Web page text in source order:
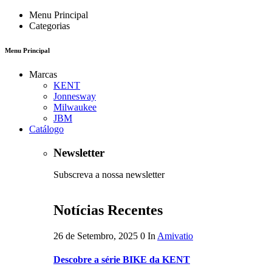
Menu Principal
Categorias
Menu Principal
Marcas
KENT
Jonnesway
Milwaukee
JBM
Catálogo
Newsletter
Subscreva a nossa newsletter
Notícias Recentes
26 de Setembro, 2025 0 In Amivatio
Descobre a série BIKE da KENT